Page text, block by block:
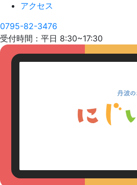
アクセス
0795-82-3476
受付時間：平日 8:30~17:30